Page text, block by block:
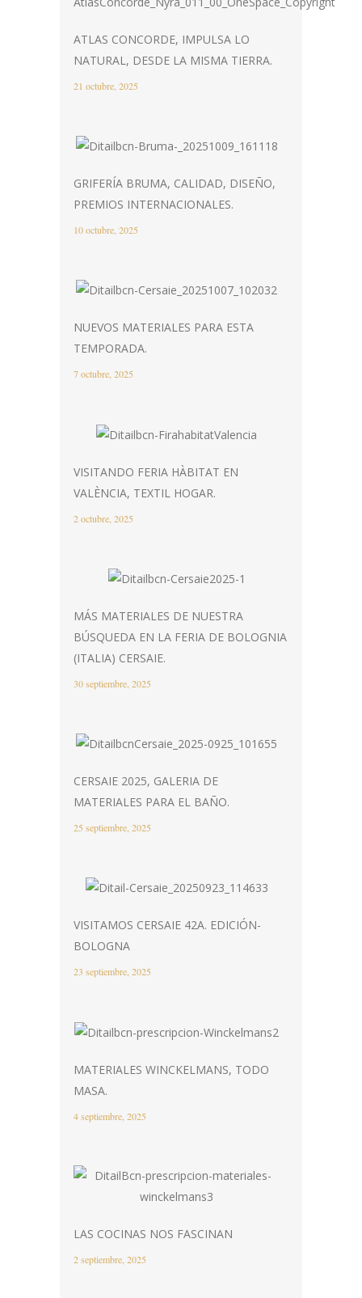
ATLAS CONCORDE, IMPULSA LO
NATURAL, DESDE LA MISMA TIERRA.
21 octubre, 2025
GRIFERÍA BRUMA, CALIDAD, DISEÑO,
PREMIOS INTERNACIONALES.
10 octubre, 2025
NUEVOS MATERIALES PARA ESTA
TEMPORADA.
7 octubre, 2025
VISITANDO FERIA HÀBITAT EN
VALÈNCIA, TEXTIL HOGAR.
2 octubre, 2025
MÁS MATERIALES DE NUESTRA
BÚSQUEDA EN LA FERIA DE BOLOGNIA
(ITALIA) CERSAIE.
30 septiembre, 2025
CERSAIE 2025, GALERIA DE
MATERIALES PARA EL BAÑO.
25 septiembre, 2025
VISITAMOS CERSAIE 42A. EDICIÓN-
BOLOGNA
23 septiembre, 2025
MATERIALES WINCKELMANS, TODO
MASA.
4 septiembre, 2025
LAS COCINAS NOS FASCINAN
2 septiembre, 2025